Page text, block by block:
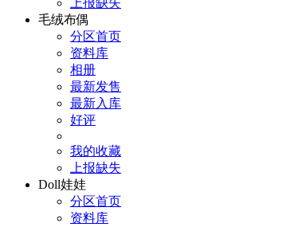
上报缺失
毛绒布偶
分区首页
资料库
相册
最新发售
最新入库
好评
我的收藏
上报缺失
Doll娃娃
分区首页
资料库